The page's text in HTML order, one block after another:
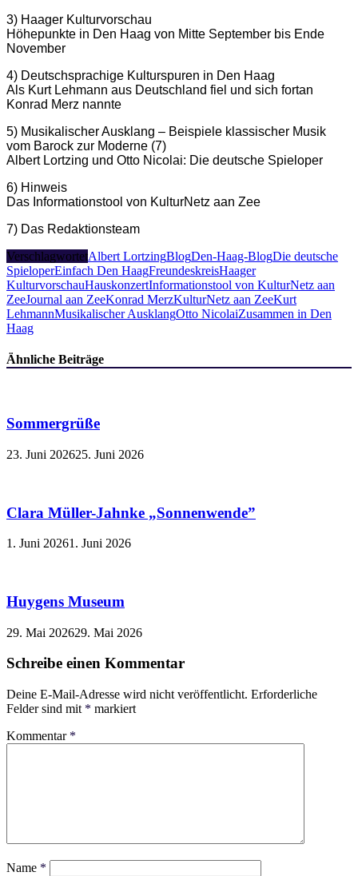
3) Haager Kulturvorschau
Höhepunkte in Den Haag von Mitte September bis Ende
November
4) Deutschsprachige Kulturspuren in Den Haag
Als Kurt Lehmann aus Deutschland fiel und sich fortan
Konrad Merz nannte
5) Musikalischer Ausklang – Beispiele klassischer Musik
vom Barock zur Moderne (7)
Albert Lortzing und Otto Nicolai: Die deutsche Spieloper
6) Hinweis
Das Informationstool von KulturNetz aan Zee
7) Das Redaktionsteam
VerschlagwortetAlbert LortzingBlogDen-Haag-BlogDie deutsche
SpieloperEinfach Den HaagFreundeskreisHaager
KulturvorschauHauskonzertInformationstool von KulturNetz aan
ZeeJournal aan ZeeKonrad MerzKulturNetz aan ZeeKurt
LehmannMusikalischer AusklangOtto NicolaiZusammen in Den
Haag
Ähnliche Beiträge
Sommergrüße
23. Juni 202625. Juni 2026
Clara Müller-Jahnke „Sonnenwende”
1. Juni 20261. Juni 2026
Huygens Museum
29. Mai 202629. Mai 2026
Schreibe einen Kommentar
Deine E-Mail-Adresse wird nicht veröffentlicht. Erforderliche
Felder sind mit * markiert
Kommentar *
Name *